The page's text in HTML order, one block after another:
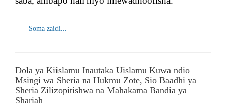
Soma zaidi...
Dola ya Kiislamu Inautaka Uislamu Kuwa ndio
Msingi wa Sheria na Hukmu Zote, Sio Baadhi ya
Sheria Zilizopitishwa na Mahakama Bandia ya
Shariah